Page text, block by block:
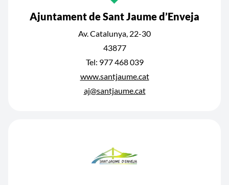
Ajuntament de Sant Jaume d’Enveja
Av. Catalunya, 22-30
43877
Tel: 977 468 039
www.santjaume.cat
aj@santjaume.cat